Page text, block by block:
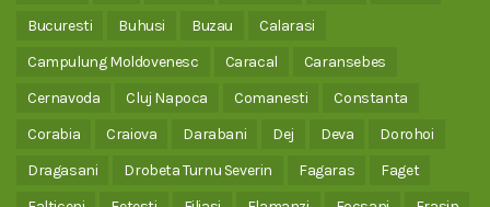
Bucuresti
Buhusi Buzau
Calarasi
Campulung Moldovenesc
Caracal
Caransebes
Cernavoda
Cluj Napoca Comanesti
Constanta
Corabia
Craiova Darabani Dej Deva
Dorohoi
Dragasani
Drobeta Turnu Severin Fagaras
Faget